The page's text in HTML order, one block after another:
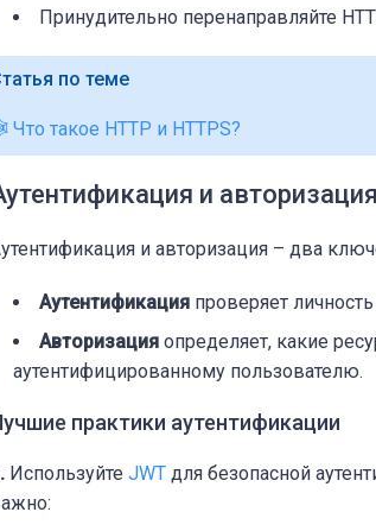
Принудительно перенаправляйте
по теме
Что такое HTTP и HTTPS?
и авторизация
и авторизация – два
Аутентификация проверяет
Авторизация определяет, какие
аутентифицированному пользователю.
практики аутентификации
Используйте JWT для безопасной